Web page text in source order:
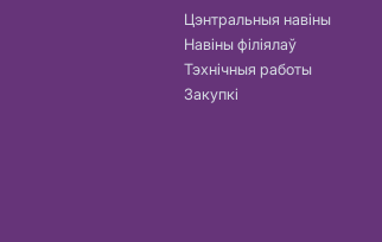
Цэнтральныя навіны
Навіны філіялаў
Тэхнічныя работы
Закупкі